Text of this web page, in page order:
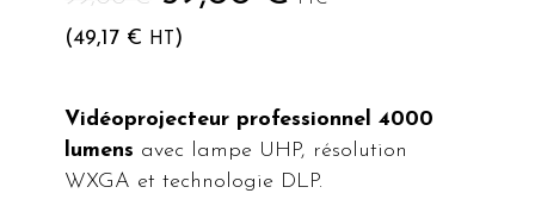
prix
99,00 €.59,00 €.
(49,17 € HT )
Vidéoprojecteur professionnel 4000
lumens avec lampe UHP, résolution
WXGA et technologie DLP.